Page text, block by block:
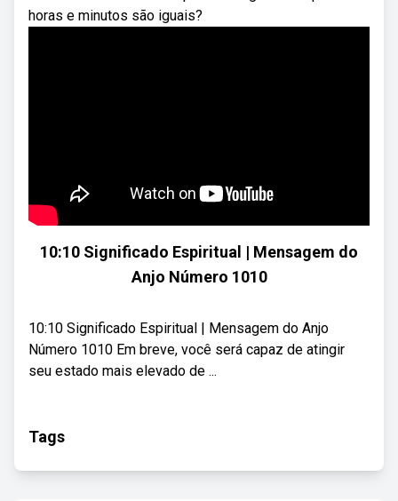
horas e minutos são iguais?
10:10 Significado Espiritual | Mensagem do
Anjo Número 1010
10:10 Significado Espiritual | Mensagem do Anjo
Número 1010 Em breve, você será capaz de atingir
seu estado mais elevado de ...
Tags